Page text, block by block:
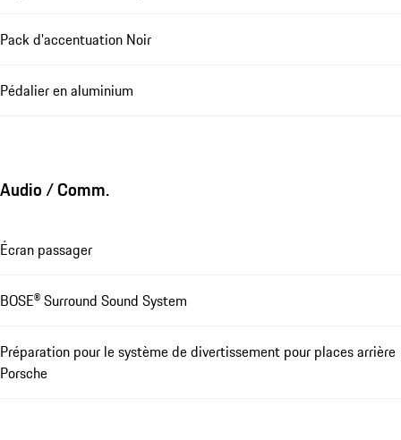
Pack d'accentuation Noir
Pédalier en aluminium
Audio / Comm.
Écran passager
BOSE® Surround Sound System
Préparation pour le système de divertissement pour places arrière
Porsche